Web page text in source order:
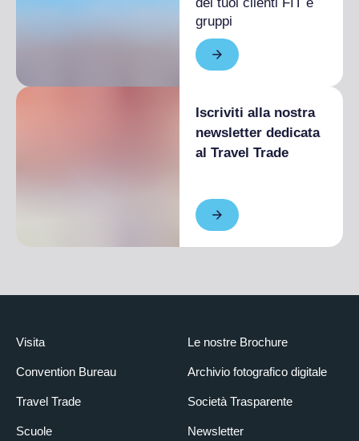
gruppi
Iscriviti alla nostra
newsletter dedicata
al Travel Trade
Visita
Convention Bureau
Travel Trade
Scuole
Le nostre Brochure
Archivio fotografico digitale
Società Trasparente
Newsletter